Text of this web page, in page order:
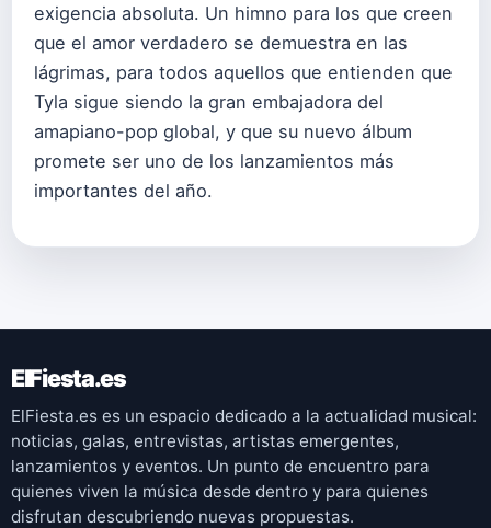
exigencia absoluta. Un himno para los que creen
que el amor verdadero se demuestra en las
lágrimas, para todos aquellos que entienden que
Tyla sigue siendo la gran embajadora del
amapiano-pop global, y que su nuevo álbum
promete ser uno de los lanzamientos más
importantes del año.
ElFiesta.es
ElFiesta.es es un espacio dedicado a la actualidad musical:
noticias, galas, entrevistas, artistas emergentes,
lanzamientos y eventos. Un punto de encuentro para
quienes viven la música desde dentro y para quienes
disfrutan descubriendo nuevas propuestas.